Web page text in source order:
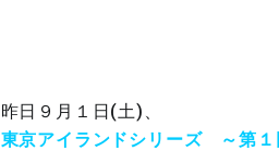
昨日９月１日(土)、
東京アイランドシリーズ ～第１